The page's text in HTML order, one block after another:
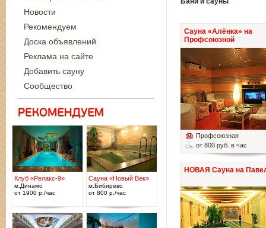
Сауна «Алёнка» на
Профсоюзной
Профсоюзная
от 800 руб. в час
НОВАЯ Сауна на
Новости
Рекомендуем
Доска объявлений
Реклама на сайте
Добавить сауну
Сообщество
Клуб «Релакс-9»
м.Динамо
от 1900 р./час
Сауна «Новый Век»
м.Бибирево
от 800 р./час